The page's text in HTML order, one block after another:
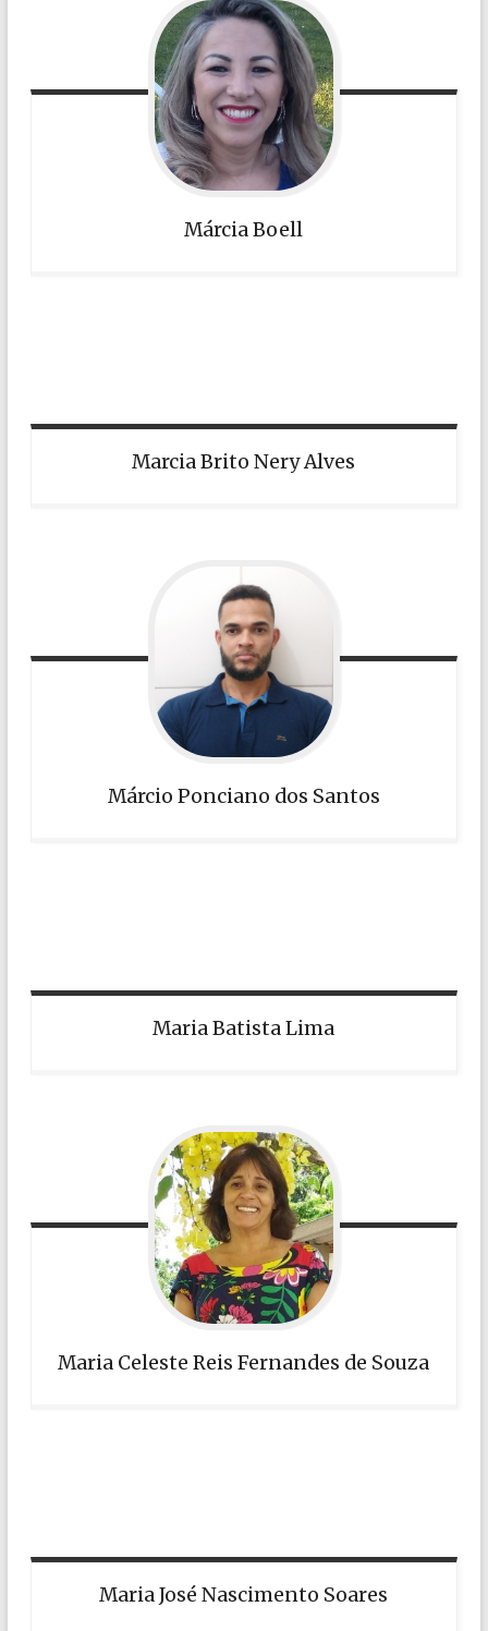
Márcia Boell
Marcia Brito Nery Alves
Márcio Ponciano dos Santos
Maria Batista Lima
Maria Celeste Reis Fernandes de Souza
Maria José Nascimento Soares